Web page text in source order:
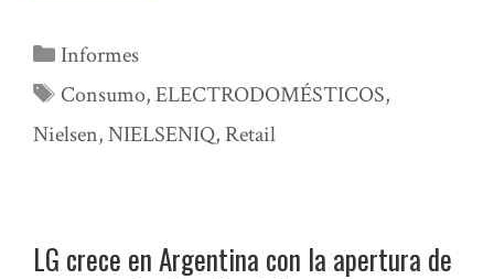
Categorías
Informes
Etiquetas
Consumo,ELECTRODOMÉSTICOS,
Nielsen,NIELSENIQ, Retail
LG crece en Argentina con la apertura de